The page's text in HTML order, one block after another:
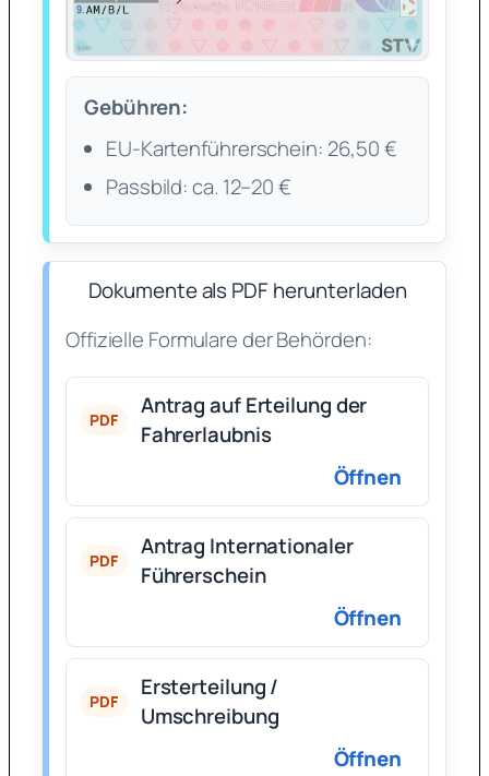
Gebühren:
EU-Kartenführerschein: 26,50 €
Passbild: ca. 12–20 €
Dokumente als PDF herunterladen
Offizielle Formulare der Behörden:
PDF
Antrag auf Erteilung der
Fahrerlaubnis
Öffnen
PDF
Antrag Internationaler
Führerschein
Öffnen
PDF
Ersterteilung /
Umschreibung
Öffnen